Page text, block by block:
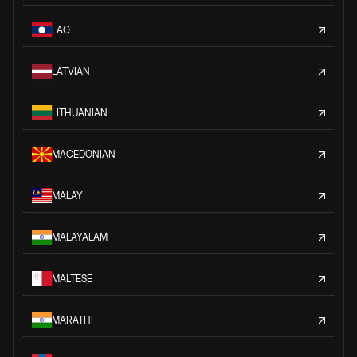
LAO
LATVIAN
LITHUANIAN
MACEDONIAN
MALAY
MALAYALAM
MALTESE
MARATHI